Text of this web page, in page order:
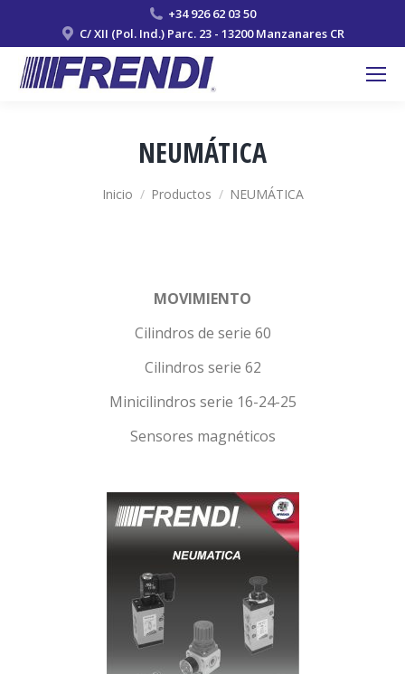
+34 926 62 03 50
C/ XII (Pol. Ind.) Parc. 23 - 13200 Manzanares CR
NEUMÁTICA
Estás aquí:
Inicio Productos NEUMÁTICA
MOVIMIENTO
Cilindros de serie 60
Cilindros serie 62
Minicilindros serie 16-24-25
Sensores magnéticos